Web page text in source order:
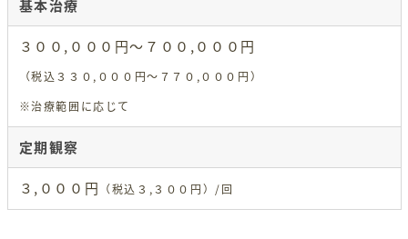
基本治療
３００,０００円～７００,０００円
（税込３３０,０００円～７７０,０００円）
※治療範囲に応じて
定期観察
３,０００円 （税込３,３００円）/回